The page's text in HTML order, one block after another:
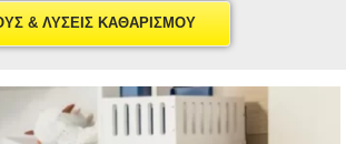
& ΛΥΣΕΙΣ ΚΑΘΑΡΙΣΜΟΥ